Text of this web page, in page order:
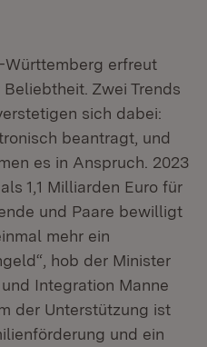
erfreut
Zwei Trends
sich dabei:
beantragt, und
es in Anspruch. 2023
1,1 Milliarden Euro für
und Paare bewilligt
mehr ein
hob der Minister
Integration Manne
der Unterstützung ist
und ein